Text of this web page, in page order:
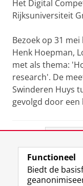
Het Digital
Rijksuniversiteit
Bezoek op 31
Henk Hoepman,
met als thema:
research'. De
Swinderen Huys
gevolgd door een
View this page in:
Functioneel
Biedt de